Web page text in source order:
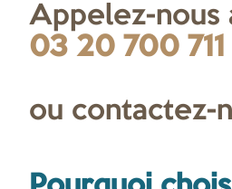
Appelez-nous
03 20 700 711
ou contactez-